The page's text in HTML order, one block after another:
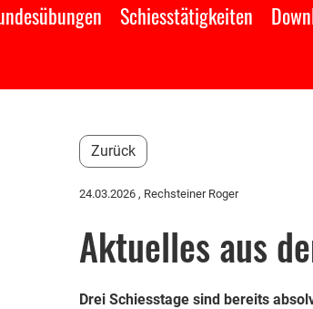
Schiesstätigkeiten
Zurück
24.03.2026, Rechsteiner Roger
Aktuelles aus
Drei Schiesstage sind bereits